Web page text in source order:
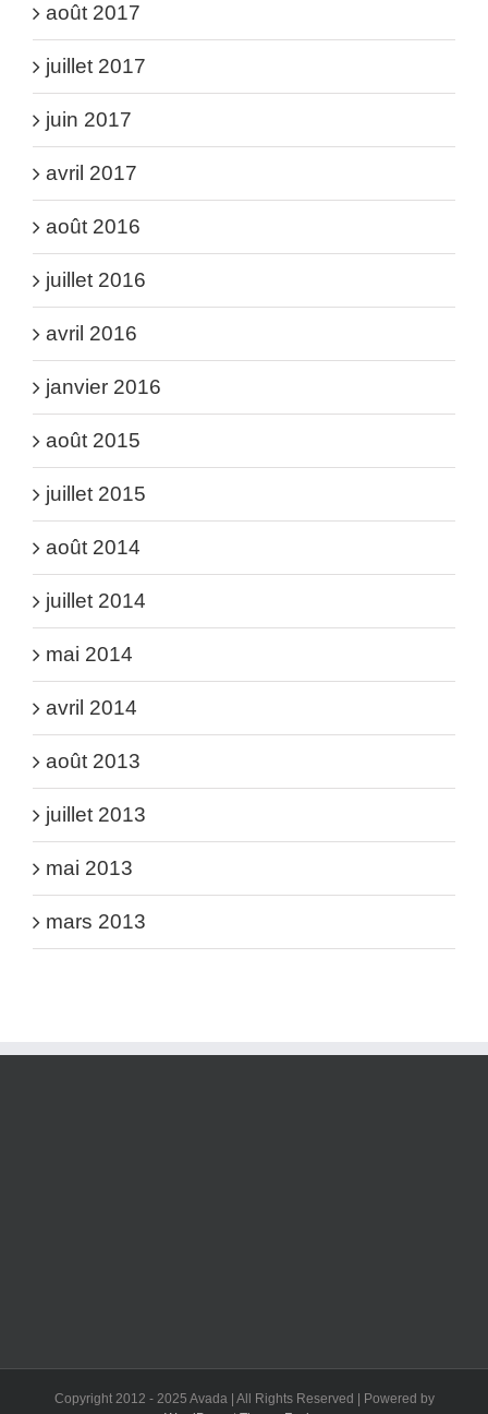
août 2017
juillet 2017
juin 2017
avril 2017
août 2016
juillet 2016
avril 2016
janvier 2016
août 2015
juillet 2015
août 2014
juillet 2014
mai 2014
avril 2014
août 2013
juillet 2013
mai 2013
mars 2013
Copyright 2012 - 2025 Avada | All Rights Reserved | Powered by